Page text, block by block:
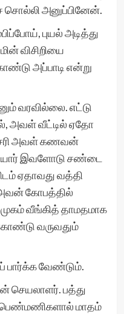
சொல்லி அனுப்பினேன்.
புயல் அடித்து
விசிறியை
அப்பாடி என்று
வரவில்லை. எட்டு
அவள் வீட்டில் ஏதோ
அவள் கணவன்
இவளோடு சண்டை
ஏதாவது வத்தி
அவன் கோபத்தில்
வீங்கித் தாமதமாக
வருவதும்
பார்க்க வேண்டும்.
செயலாளர். பத்து
பெண்மணிகளால் மாதம்